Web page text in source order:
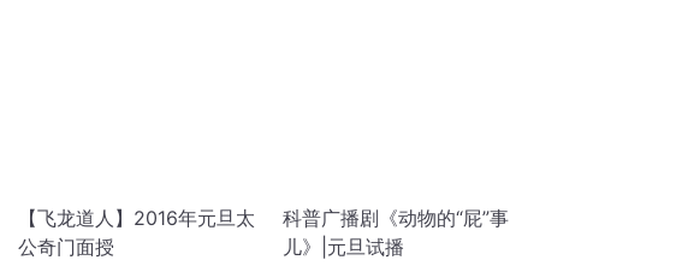
【飞龙道人】2016年元旦太
公奇门面授
科普广播剧《动物的“屁”事
儿》|元旦试播